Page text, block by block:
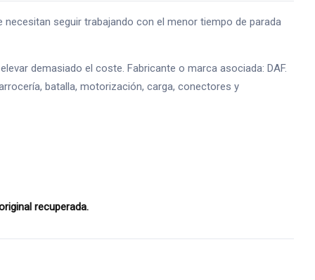
necesitan seguir trabajando con el menor tiempo de parada
demasiado el coste. Fabricante o marca asociada: DAF.
batalla, motorización, carga, conectores y
recuperada.